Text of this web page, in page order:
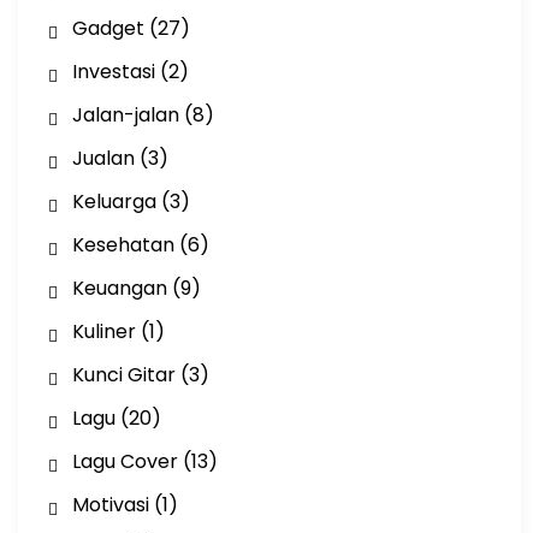
Gadget (27)
Investasi(2)
Jalan-jalan(8)
Jualan(3)
Keluarga(3)
Kesehatan(6)
Keuangan(9)
Kuliner(1)
Kunci Gitar(3)
Lagu(20)
Lagu Cover(13)
Motivasi(1)